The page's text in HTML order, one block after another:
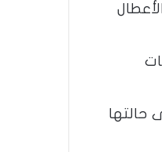
حالتها